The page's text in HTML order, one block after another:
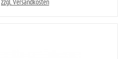
zzgl. Versandkosten